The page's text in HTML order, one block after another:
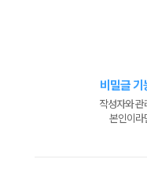
비밀글 기
작성자와 관
본인이라